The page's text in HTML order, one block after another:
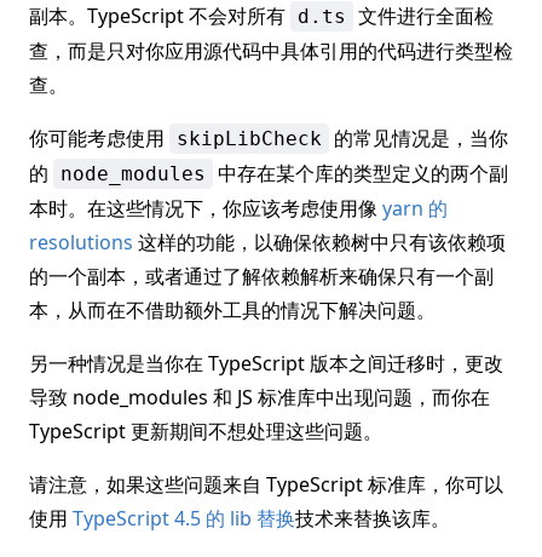
副本。TypeScript 不会对所有 d.ts
文件进行全面检
查，而是只对你应用源代码中具体引用的代码进行类型检
查。
你可能考虑使用
skipLibCheck 的常见情况是，当你
的
node_modules
中存在某个库的类型定义的两个副
本时。在这些情况下，你应该考虑使用像yarn 的
resolutions 这样的功能，以确保依赖树中只有该依赖项
的一个副本，或者通过了解依赖解析来确保只有一个副
本，从而在不借助额外工具的情况下解决问题。
另一种情况是当你在 TypeScript 版本之间迁移时，更改
导致 node_modules 和 JS 标准库中出现问题，而你在
TypeScript 更新期间不想处理这些问题。
请注意，如果这些问题来自 TypeScript 标准库，你可以
使用 TypeScript 4.5 的 lib 替换技术来替换该库。